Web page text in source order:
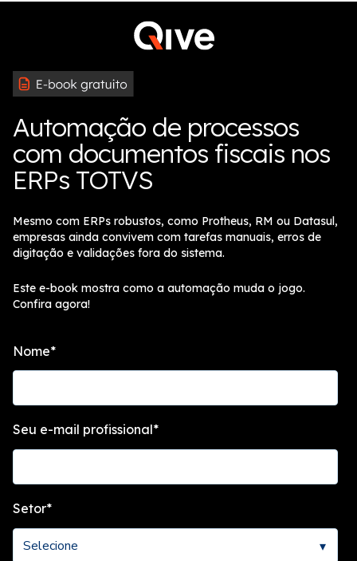
Automação de processos
com documentos fiscais nos
ERPs TOTVS
Mesmo com ERPs robustos, como Protheus, RM ou Datasul,
empresas ainda convivem com tarefas manuais, erros de
digitação e validações fora do sistema.
Este e-book mostra como a automação muda o jogo.
Confira agora!
Nome*
Seu e-mail profissional*
Setor*